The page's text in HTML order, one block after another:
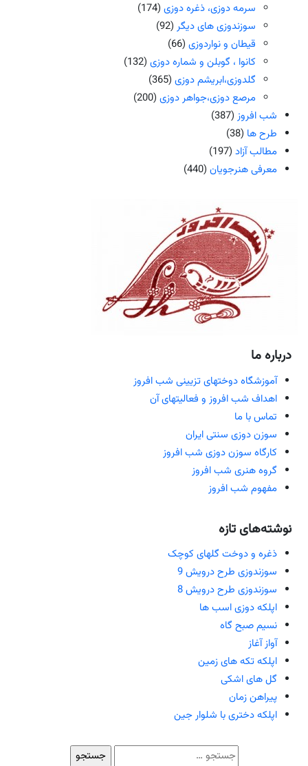
سرمه دوزی، ذغره دوزی (174)
سوزندوزی های دیگر (92)
قیطان و نواردوزی (66)
کانوا ، گوبلن و شماره دوزی (132)
گلدوزی،ابریشم دوزی (365)
مرصع دوزی،جواهر دوزی (200)
شب افروز (387)
طرح ها (38)
مطالب آزاد (197)
معرفی هنرجویان (440)
درباره ما
آموزشگاه دوختهای تزیینی شب افروز
اهداف شب افروز و فعالیتهای آن
تماس با ما
سوزن دوزی سنتی ایران
کارگاه سوزن دوزی شب افروز
گروه هنری شب افروز
مفهوم شب افروز
نوشته‌های تازه
ذغره و دوخت گلهای کوچک
سوزندوزی طرح درویش 9
سوزندوزی طرح درویش 8
اپلکه دوزی اسب ها
نسیم صبح گاه
آواز آغاز
اپلکه تکه های زمین
گل های اشکی
پیراهن زمان
اپلکه دختری با شلوار جین
جستجو